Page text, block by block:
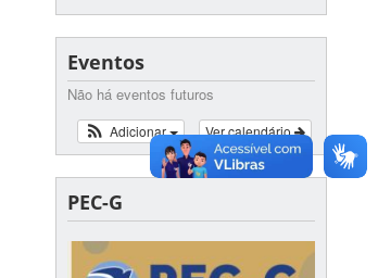
Eventos
Não há eventos futuros
Ver calendário
Adicionar
PEC-G